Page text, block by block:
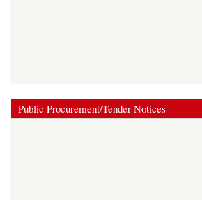
Public Procurement/Tender Notices